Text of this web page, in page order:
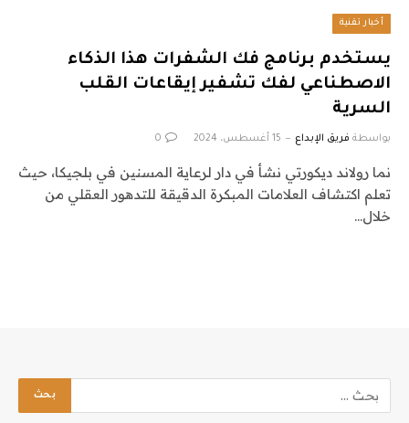
أخبار تقنية
يستخدم برنامج فك الشفرات هذا الذكاء
الاصطناعي لفك تشفير إيقاعات القلب
السرية
بواسطة فريق الإبداع 15 أغسطس، 2024 0
نما رولاند ديكورتي نشأ في دار لرعاية المسنين في بلجيكا، حيث
تعلم اكتشاف العلامات المبكرة الدقيقة للتدهور العقلي من
خلال…